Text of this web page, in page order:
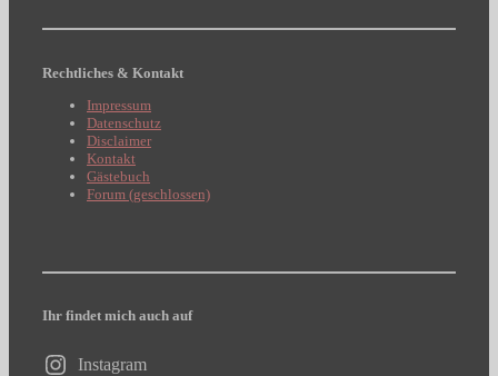
Rechtliches & Kontakt
Impressum
Datenschutz
Disclaimer
Kontakt
Gästebuch
Forum (geschlossen)
Ihr findet mich auch auf
Instagram